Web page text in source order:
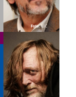
Foto:LIC